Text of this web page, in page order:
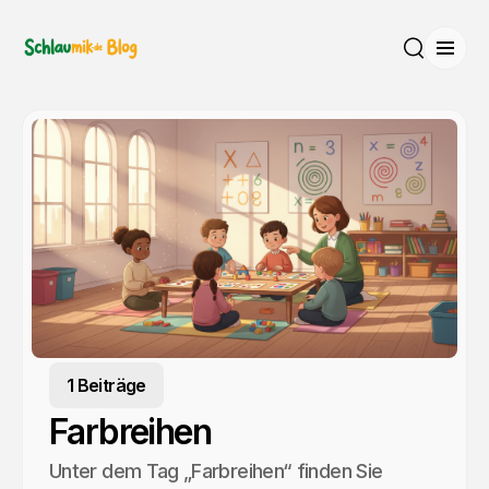
1 Beiträge
Farbreihen
Unter dem Tag „Farbreihen“ finden Sie